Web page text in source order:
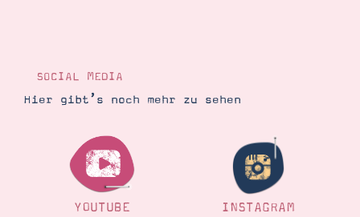
SOCIAL MEDIA
Hier gibt’s noch mehr zu sehen
YOUTUBE INSTAGRAM